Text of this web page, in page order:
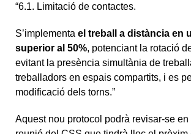
“6.1. Limitació de contactes.
S’implementa el treball a distància en
superior al 50%, potenciant la rotació
evitant la presència simultània de
treballadors en espais compartits, i es
modificació dels torns.”
Aquest nou protocol podrà revisar-se en